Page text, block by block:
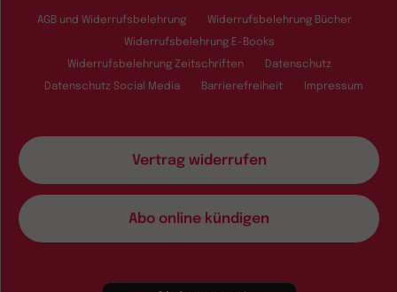
AGB und Widerrufsbelehrung Widerrufsbelehrung Bücher
Widerrufsbelehrung E-Books
Widerrufsbelehrung Zeitschriften Datenschutz
Datenschutz Social Media Barrierefreiheit Impressum
Vertrag widerrufen
Abo online kündigen